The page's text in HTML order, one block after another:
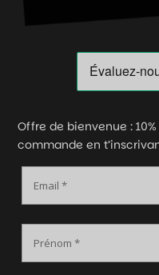
Offre de bienvenue :
commande en